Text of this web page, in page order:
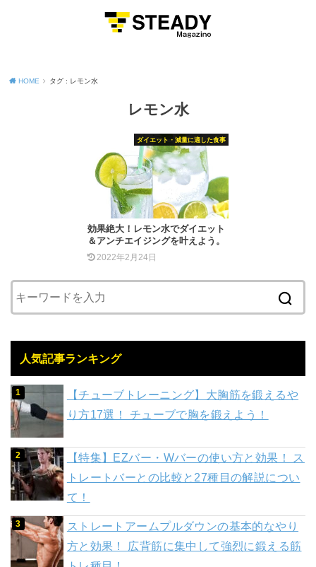
HOME タグ : レモン水
レモン水
ダイエット・減量に適した食事
効果絶大！レモン水でダイエット
＆アンチエイジングを叶えよう。
2022年2月24日
人気記事ランキング
【チューブトレーニング】大胸筋を鍛えるや
り方17選！ チューブで胸を鍛えよう！
【特集】EZバー・Wバーの使い方と効果！ ス
トレートバーとの比較と27種目の解説につい
て！
ストレートアームプルダウンの基本的なやり
方と効果！ 広背筋に集中して強烈に鍛える筋